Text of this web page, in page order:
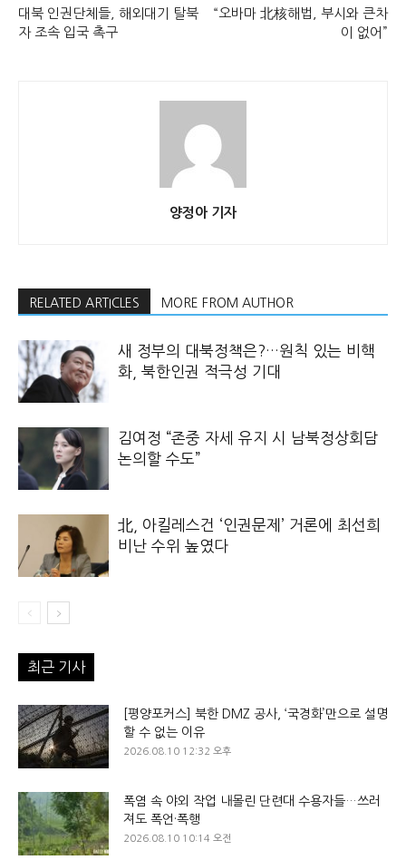
대북 인권단체들, 해외대기 탈북
자 조속 입국 촉구
“오바마 北核해법, 부시와 큰차
이 없어”
양정아 기자
RELATED ARTICLES MORE FROM AUTHOR
새 정부의 대북정책은?…원칙 있는 비핵
화, 북한인권 적극성 기대
김여정 “존중 자세 유지 시 남북정상회담
논의할 수도”
北, 아킬레스건 ‘인권문제’ 거론에 최선희
비난 수위 높였다
최근 기사
[평양포커스] 북한 DMZ 공사, ‘국경화’만으로 설명
할 수 없는 이유
2026.08.10 12:32 오후
폭염 속 야외 작업 내몰린 단련대 수용자들…쓰러
져도 폭언·폭행
2026.08.10 10:14 오전